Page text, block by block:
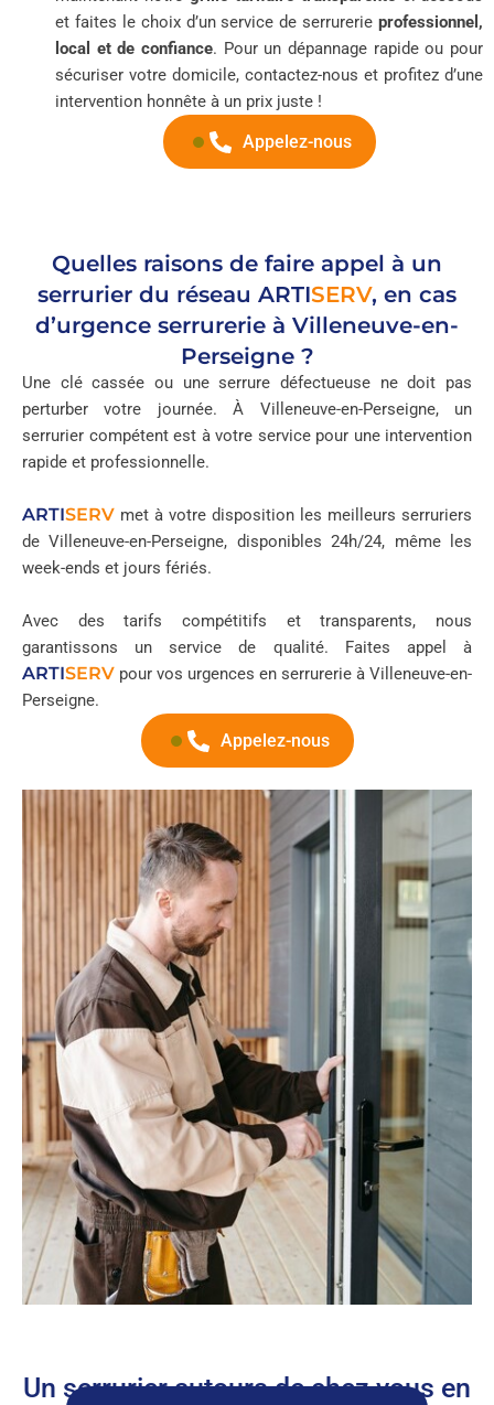
et faites le choix d’un service de serrurerie professionnel,
local et de confiance. Pour un dépannage rapide ou pour
sécuriser votre domicile, contactez-nous et profitez d’une
intervention honnête à un prix juste !
Appelez-nous
Quelles raisons de faire appel à un
serrurier du réseau ARTISERV, en cas
d’urgence serrurerie à Villeneuve-en-
Perseigne ?
Une clé cassée ou une serrure défectueuse ne doit pas
perturber votre journée. À Villeneuve-en-Perseigne, un
serrurier compétent est à votre service pour une intervention
rapide et professionnelle.
ARTISERV met à votre disposition les meilleurs serruriers
de Villeneuve-en-Perseigne, disponibles 24h/24, même les
week-ends et jours fériés.
Avec des tarifs compétitifs et transparents, nous
garantissons un service de qualité. Faites appel à
ARTISERV pour vos urgences en serrurerie à Villeneuve-en-
Perseigne.
Appelez-nous
Un serrurier autours de chez vous en